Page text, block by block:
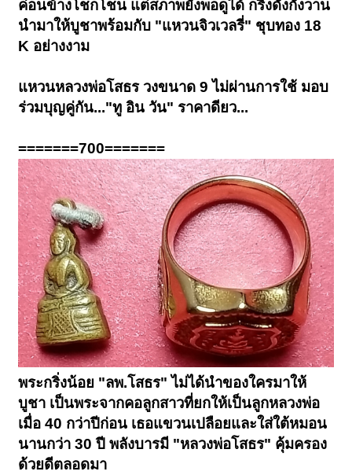
ค่อนข้างโชกโชน แต่สภาพยังพอดูได้ กริ่งดังกังวาน
นำมาให้บูชาพร้อมกับ "แหวนจิวเวลรี่" ชุบทอง 18
K อย่างงาม
แหวนหลวงพ่อโสธร วงขนาด 9 ไม่ผ่านการใช้ มอบ
ร่วมบุญคู่กัน..."ทู อิน วัน" ราคาดียว...
=======700=======
พระกริ่งน้อย "ลพ.โสธร" ไม่ได้นำของใครมาให้
บูชา เป็นพระจากคอลูกสาวที่ยกให้เป็นลูกหลวงพ่อ
เมื่อ 40 กว่าปีก่อน เธอแขวนเปลือยและใส่ใต้หมอน
นานกว่า 30 ปี พลังบารมี "หลวงพ่อโสธร" คุ้มครอง
ด้วยดีตลอดมา